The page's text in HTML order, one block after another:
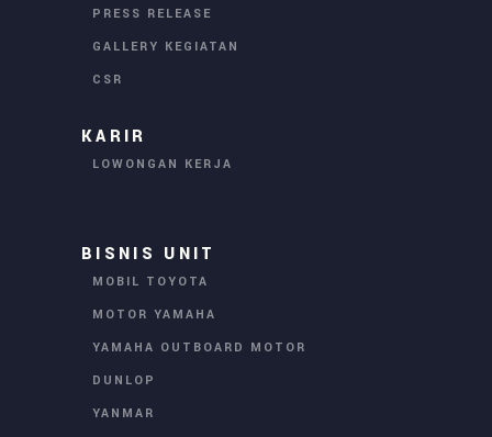
PRESS RELEASE
GALLERY KEGIATAN
CSR
KARIR
LOWONGAN KERJA
BISNIS UNIT
MOBIL TOYOTA
MOTOR YAMAHA
YAMAHA OUTBOARD MOTOR
DUNLOP
YANMAR